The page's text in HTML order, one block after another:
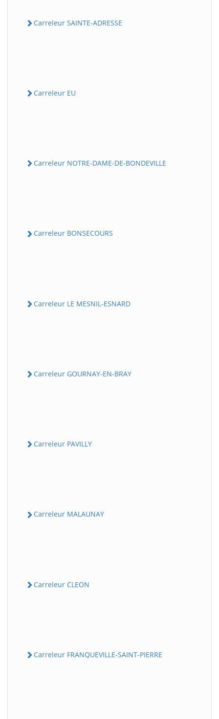
Carreleur SAINTE-ADRESSE
Carreleur EU
Carreleur NOTRE-DAME-DE-BONDEVILLE
Carreleur BONSECOURS
Carreleur LE MESNIL-ESNARD
Carreleur GOURNAY-EN-BRAY
Carreleur PAVILLY
Carreleur MALAUNAY
Carreleur CLEON
Carreleur FRANQUEVILLE-SAINT-PIERRE